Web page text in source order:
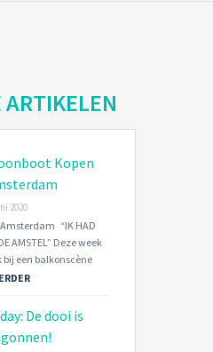
SIGN IN
me
ARTIKELEN
Kopen
2020
“IK HAD
AMSTEL” Deze week
een balkonscène
De dooi is